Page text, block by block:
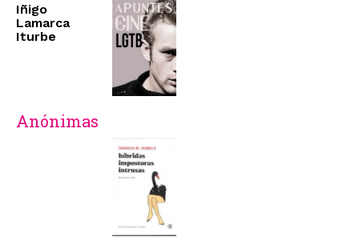
Iñigo
Lamarca
Iturbe
Anónimas